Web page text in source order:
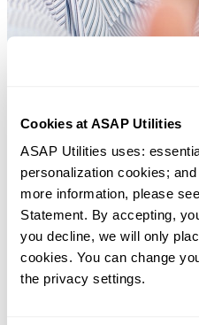
Cookies at ASAP Utilities
ASAP Utilities uses:
personalization cookies;
more information, please
Statement. By accepting,
you decline, we will only
cookies. You can change
the privacy settings.